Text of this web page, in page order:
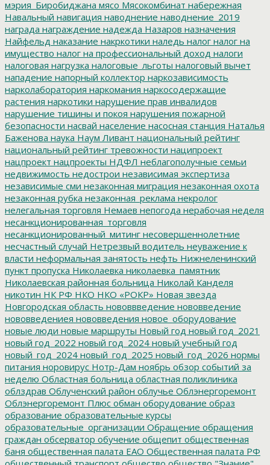
мэрия_Биробиджана мясо Мясокомбинат набережная
Навальный навигация наводнение наводнение_2019
награда награждение надежда Назаров назначения
Найфельд наказание накркотики наледь налог налог на
имущество налог на профессиональный доход налоги
налоговая нагрузка налоговые_льготы налоговый вычет
нападение напорный коллектор наркозависимость
нарколаборатория наркомания наркосодержащие
растения наркотики нарушение прав инвалидов
нарушение тишины и покоя нарушения пожарной
безопасности насвай население насосная станция Наталья
Баженова наука Наум Ливант национальный рейтинг
национальный рейтинг тревожности наципроект
нацпроект нацпроекты НДФЛ неблагополучные семьи
недвижимость недострои независимая экспертиза
независимые сми незаконная миграция незаконная охота
незаконная рубка незаконная_реклама некролог
нелегальная торговля Немаев непогода нерабочая неделя
несанкционированная_торговля
несанкционированный_митинг несовершеннолетние
несчастный случай Нетрезвый водитель неуважение к
власти неформальная занятость нефть Нижнеленинский
пункт пропуска Николаевка николаевка_памятник
Николаевская районная больница Николай Канделя
никотин НК РФ НКО НКО «РОКР» Новая звезда
Новгородская область нововвведение нововведение
нововведениея нововведения новое_оборудование
новые люди новые маршруты Новый год новый год_2021
новый год_2022 новый год_2024 новый учебный год
новый_год_2024 новый_год_2025 новый_год_2026 нормы
питания норовирус Нотр-Дам ноябрь обзор событий за
неделю Областная больница областная поликлиника
облздрав Облученский район облучье Облэнергоремонт
Облэнергоремонт Плюс обман оборудование образ
образование образовательные курсы
образовательные_организации Обращение обращения
граждан обсерватор обучение общепит общественная
баня общественная палата ЕАО Общественная палата РФ